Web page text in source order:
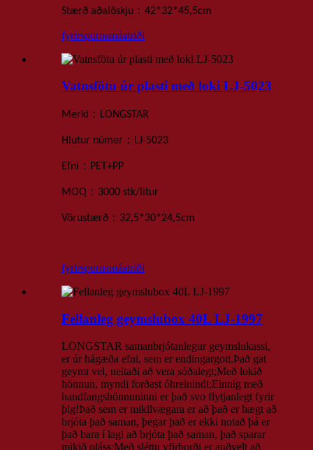
Stærð aðalöskju ： 42*32*45,5cm
fyrirspurnsmáatriði
Vatnsfötu úr plasti með loki LJ-5023
Merki ： LONGSTAR
Hlutur númer ： LJ-5023
Efni ： PET+PP
MOQ ： 3000 stk/litur
Vörustærð ： 32,5*30*24,5cm
fyrirspurnsmáatriði
Fellanleg geymslubox 40L LJ-1997
LONGSTAR samanbrjótanlegur geymslukassi,
er úr hágæða efni, sem er endingargott.Það gat
geymt vel, neitaði að vera sóðalegt;Með lokið
hönnun, myndi forðast óhreinindi;Einnig með
handfangshönnuninni er það svo flytjanlegt fyrir
þig!Það sem er mikilvægara er að það er hægt að
brjóta það saman, þegar það er ekki notað þá er
það bara í lagi að brjóta það saman, það sparar
mikið pláss;Með sléttu yfirborði er auðvelt að